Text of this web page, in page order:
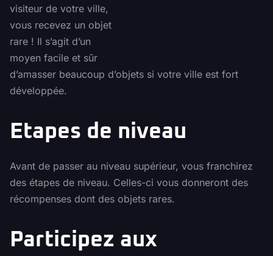
visiteur de votre ville,
vous recevez un objet
rare ! Il s’agit d’un
moyen facile et sûr
d’amasser beaucoup d’objets si votre ville est fort
développée.
Etapes de niveau
Avant de passer au niveau supérieur, vous franchirez
des étapes de niveau. Celles-ci vous donneront des
récompenses dont des objets rares.
Participez aux